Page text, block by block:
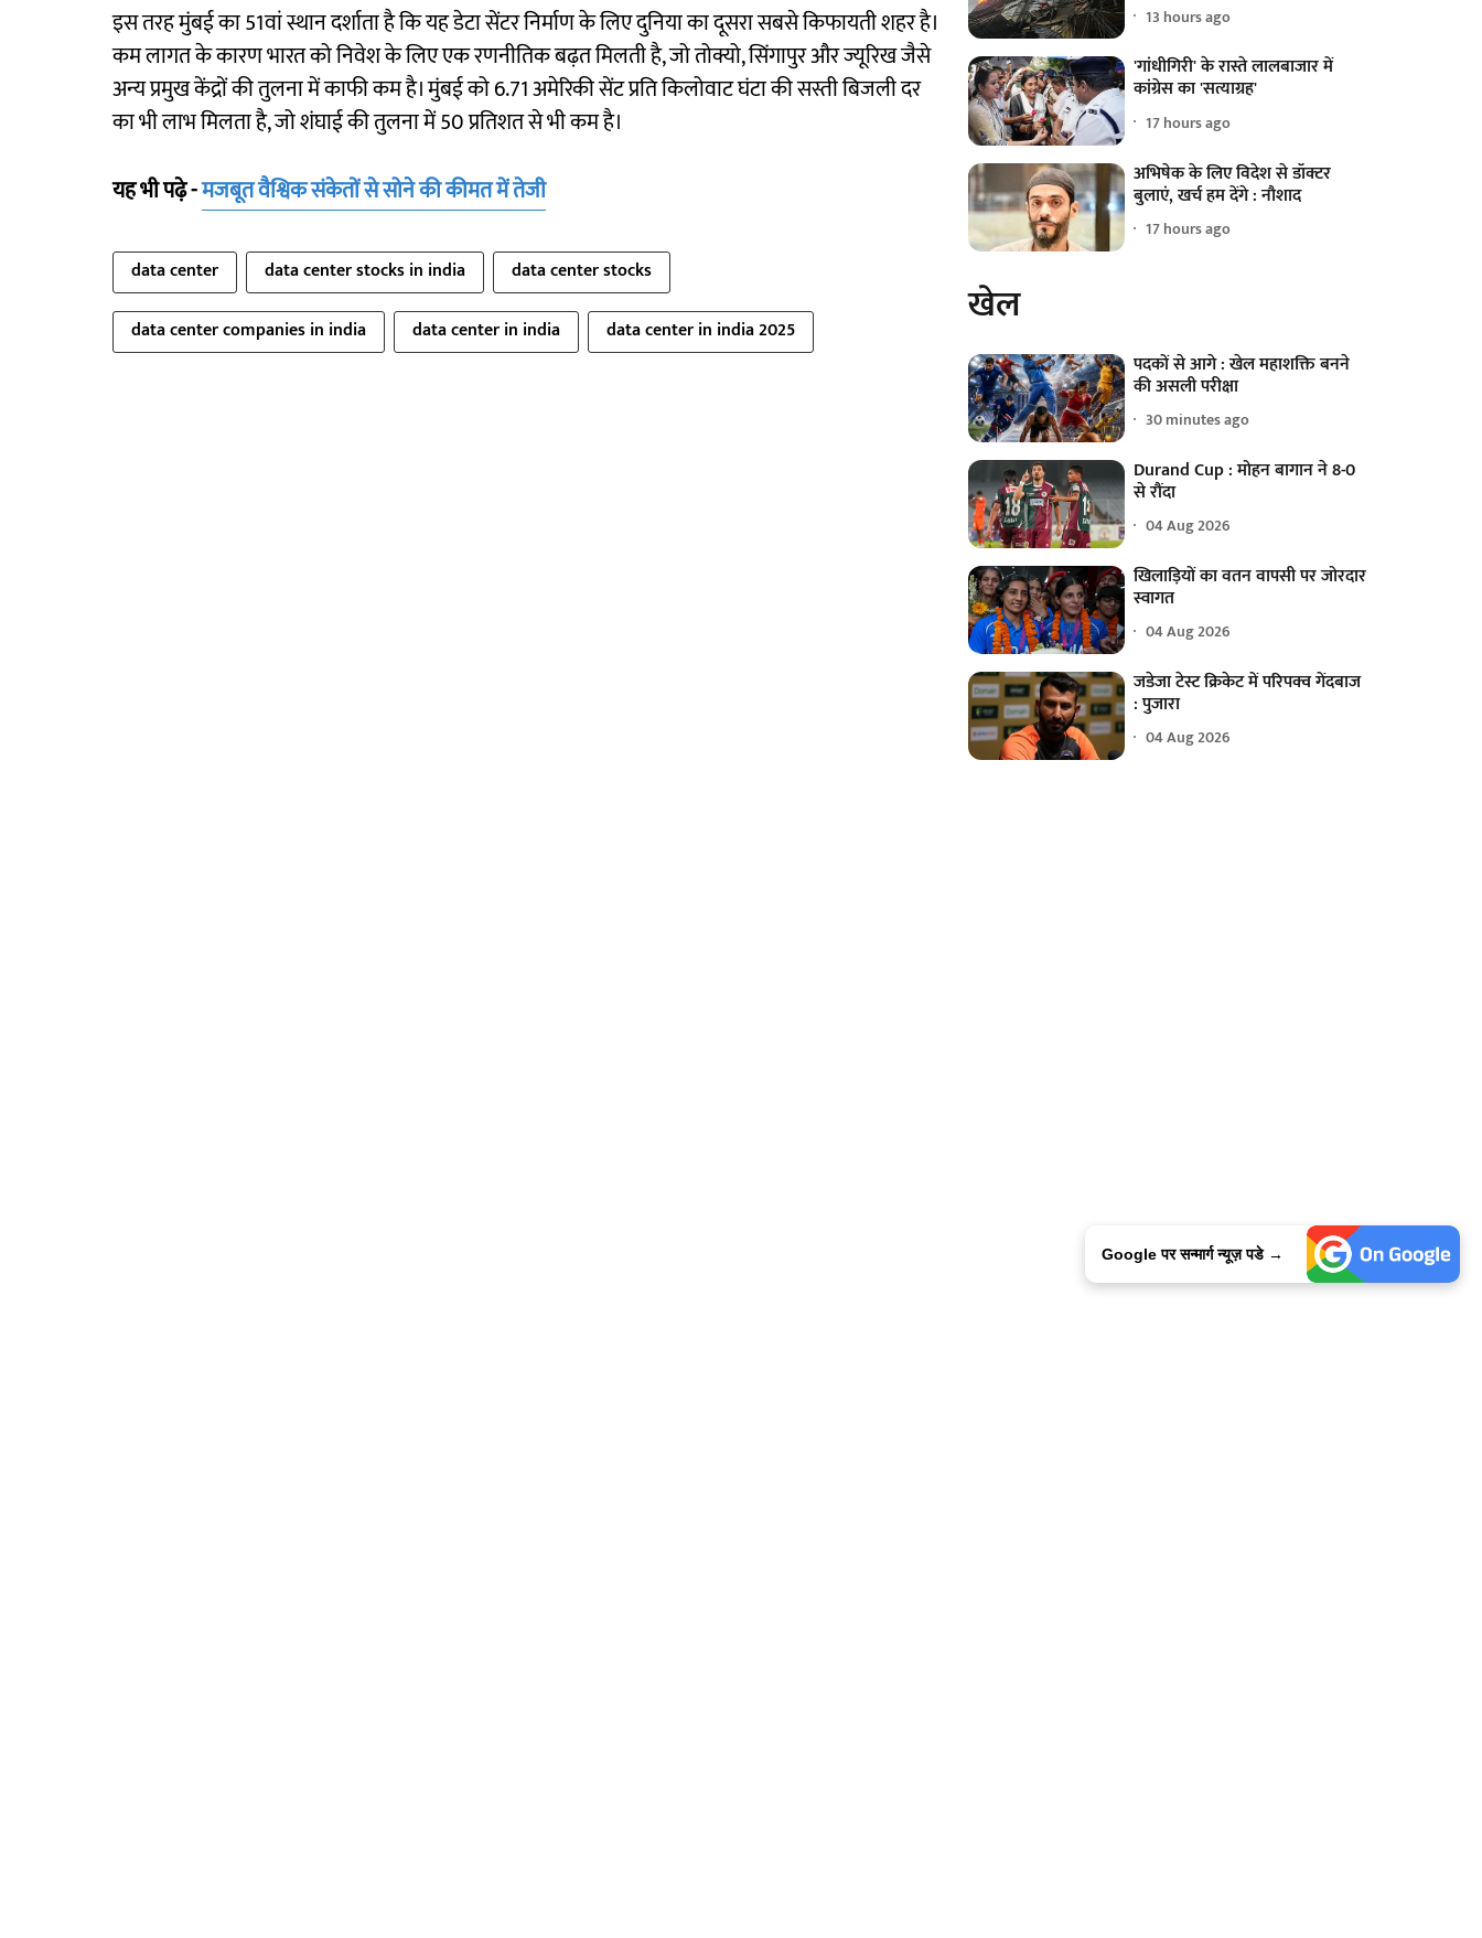
इस तरह मुंबई का 51वां स्थान दर्शाता है कि यह डेटा सेंटर निर्माण के लिए दुनिया का दूसरा सबसे किफायती शहर है।
कम लागत के कारण भारत को निवेश के लिए एक रणनीतिक बढ़त मिलती है, जो तोक्यो, सिंगापुर और ज्यूरिख जैसे
अन्य प्रमुख केंद्रों की तुलना में काफी कम है। मुंबई को 6.71 अमेरिकी सेंट प्रति किलोवाट घंटा की सस्ती बिजली दर
का भी लाभ मिलता है, जो शंघाई की तुलना में 50 प्रतिशत से भी कम है।
यह भी पढ़े -मजबूत वैश्विक संकेतों से सोने की कीमत में तेजी
data center data center stocks in india
data center stocks
data center companies in india
data center in india data center in india 2025
13 hours ago
'गांधीगिरी' के रास्ते लालबाजार में
कांग्रेस का 'सत्याग्रह'
17 hours ago
अभिषेक के लिए विदेश से डॉक्टर
बुलाएं, खर्च हम देंगे : नौशाद
17 hours ago
खेल
पदकों से आगे : खेल महाशक्ति बनने
की असली परीक्षा
30 minutes ago
Durand Cup : मोहन बागान ने 8-0
से रौंदा
04 Aug 2026
खिलाड़ियों का वतन वापसी पर जोरदार
स्वागत
04 Aug 2026
जडेजा टेस्ट क्रिकेट में परिपक्व गेंदबाज
: पुजारा
04 Aug 2026
Google पर सन्मार्ग न्यूज़ पडे →